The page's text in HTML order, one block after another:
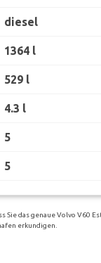
diesel
1364 l
529 l
4.3 l
5
5
das genaue Volvo V60
erkundigen.